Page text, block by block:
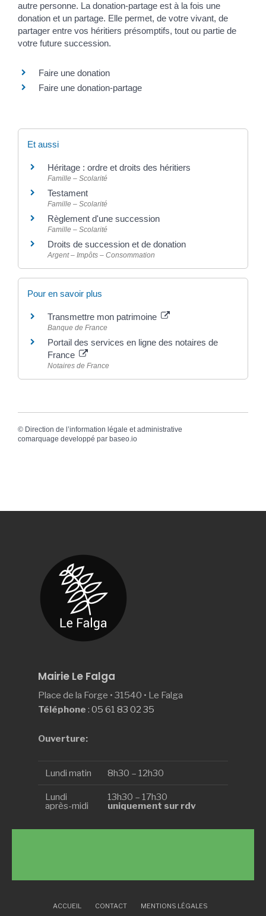
autre personne. La donation-partage est à la fois une
donation et un partage. Elle permet, de votre vivant, de
partager entre vos héritiers présomptifs, tout ou partie de
votre future succession.
Faire une donation
Faire une donation-partage
Et aussi
Héritage : ordre et droits des héritiers
Famille – Scolarité
Testament
Famille – Scolarité
Règlement d'une succession
Famille – Scolarité
Droits de succession et de donation
Argent – Impôts – Consommation
Pour en savoir plus
Transmettre mon patrimoine
Banque de France
Portail des services en ligne des notaires de
France
Notaires de France
© Direction de l’information légale et administrative
comarquage developpé par baseo.io
Mairie Le Falga
Place de la Forge • 31540 • Le Falga
Téléphone : 05 61 83 02 35
Ouverture:
Lundi matin 8h30 – 12h30
Lundi
après-midi
13h30 – 17h30
uniquement sur rdv
ACCUEIL CONTACT MENTIONS LÉGALES